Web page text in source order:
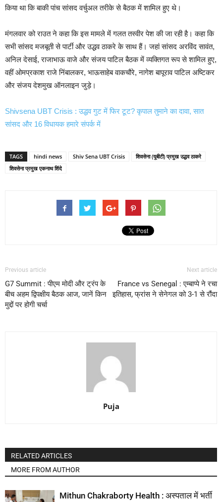
किया था कि बाकी पांच सांसद वर्चुअल तरीके से बैठक में शामिल हुए थे।
मंगलवार को राउत ने कहा कि इस मामले में गलत तस्वीर पेश की जा रही है। कहा कि
सभी सांसद मजबूती से पार्टी और उद्धव ठाकरे के साथ हैं। जहां सांसद अरविंद सावंत,
अनिल देसाई, राजाभाऊ वाजे और संजय पाटिल बैठक में व्यक्तिगत रूप से शामिल हुए,
वहीं ओमप्रकाश राजे निंबालकर, भाऊसाहेब वाकचौरे, नागेश बापूराव पाटिल अष्टिकर
और संजय देशमुख ऑनलाइन जुड़े।
Shivsena UBT Crisis : उद्धव गुट में फिर टूट? कृपाल तुमाने का दावा, सात
सांसद और 16 विधायक हमारे संपर्क में
TAGS hindi news Shiv Sena UBT Crisis
शिवसेना (यूबीटी) प्रमुख उद्धव ठाकरे
शिवसेना प्रमुख एकनाथ शिंदे
Previous article
G7 Summit : पीएम मोदी और ट्रंप के
बीच अहम द्विपक्षीय बैठक आज, जानें किन
मुद्दों पर होगी चर्चा
Next article
France vs Senegal : एम्बाप्पे ने रचा
इतिहास, फ्रांस ने सेनेगल को 3-1 से रौंदा
Puja
RELATED ARTICLES
MORE FROM AUTHOR
Mithun Chakraborty Health : अस्पताल में भर्ती